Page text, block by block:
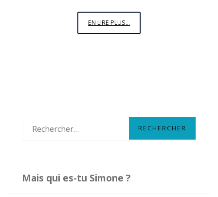
EN LIRE PLUS...
PODCASTS
Mais qui es-tu Simone ?